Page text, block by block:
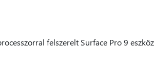
felszerelt Surface Pro 9